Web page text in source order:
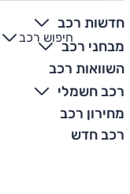
חדשות רכב
מבחני רכב
השוואות רכב
רכב חשמלי
מחירון רכב
רכב חדש
חיפוש רכב
+
-